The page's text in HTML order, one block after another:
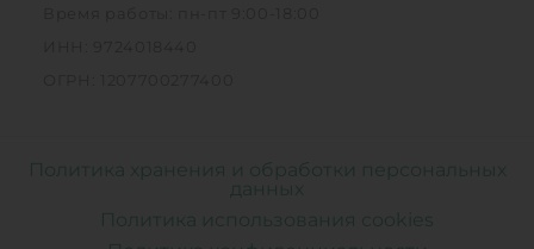
Политика хранения и обработки персональных
данных
Политика использования cookies